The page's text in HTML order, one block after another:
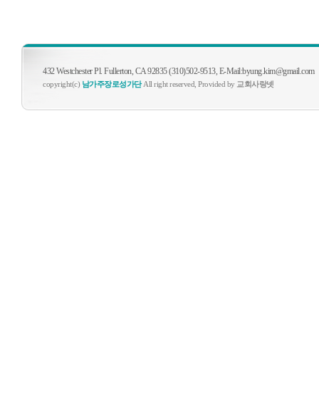
432 Westchester Pl. Fullerton, CA 92835 (310)502-9513, E-Mail:byung.kim@gmail.com
copyright(c) 남가주장로성가단All right reserved, Provided by 교회사랑넷